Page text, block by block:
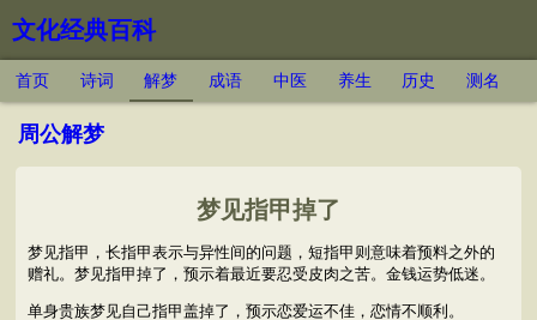
文化经典百科
首页 诗词 解梦 成语 中医 养生 历史 测名
周公解梦
梦见指甲掉了
梦见指甲，长指甲表示与异性间的问题，短指甲则意味着预料之外的
赠礼。梦见指甲掉了，预示着最近要忍受皮肉之苦。金钱运势低迷。
单身贵族梦见自己指甲盖掉了，预示恋爱运不佳，恋情不顺利。